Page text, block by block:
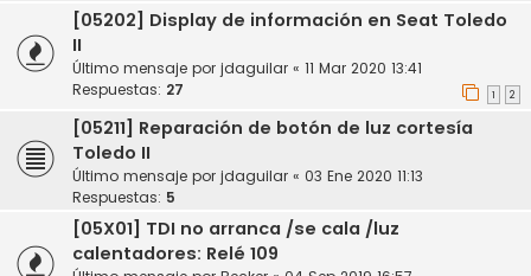
[05202] Display de información en Seat Toledo
II
Último mensaje por jdaguilar « 11 Mar 2020 13:41
Respuestas: 27 1 2
[05211] Reparación de botón de luz cortesía
Toledo II
Último mensaje por jdaguilar « 03 Ene 2020 11:13
Respuestas: 5
[05X01] TDI no arranca /se cala /luz
calentadores: Relé 109